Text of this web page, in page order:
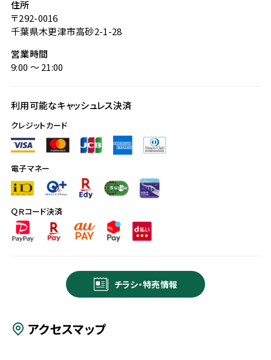
住所
〒292-0016
千葉県木更津市高砂2-1-28
営業時間
9:00 〜 21:00
利用可能なキャッシュレス決済
クレジットカード
電子マネー
ＱＲコード決済
チラシ・特売情報
アクセスマップ